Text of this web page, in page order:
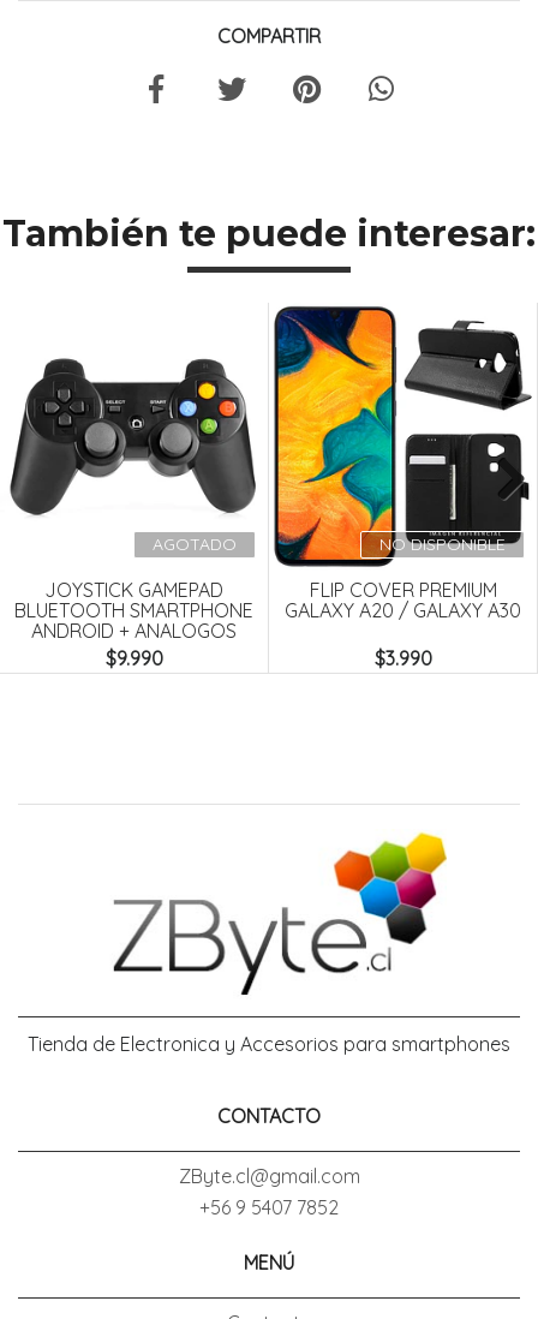
COMPARTIR
También te puede interesar:
AGOTADO
JOYSTICK GAMEPAD
BLUETOOTH SMARTPHONE
ANDROID + ANALOGOS
$9.990
NO DISPONIBLE
FLIP COVER PREMIUM
GALAXY A20 / GALAXY A30
$3.990
Next
Tienda de Electronica y Accesorios para smartphones
CONTACTO
ZByte.cl@gmail.com
+56 9 5407 7852
MENÚ